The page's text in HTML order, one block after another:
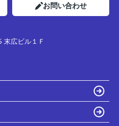
お問い合わせ
末広ビル１Ｆ